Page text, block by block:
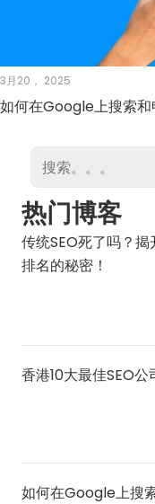
3月20， 2025
如何在Google上搜索和
热门博客
传统SEO死了吗？
排名的秘密！
香港10大最佳SEO公
如何在Google上搜